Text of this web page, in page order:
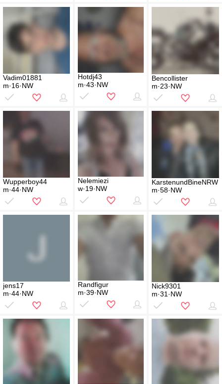
Vadim01881
m·16·NW
Hotdj43
m·43·NW
Bencollister
m·23·NW
Wupperboy44
m·44·NW
Nelemiezi
w·19·NW
KarstenundBineNRW
m·58·NW
jens17
m·44·NW
Randfigur
m·39·NW
Nick9301
m·31·NW